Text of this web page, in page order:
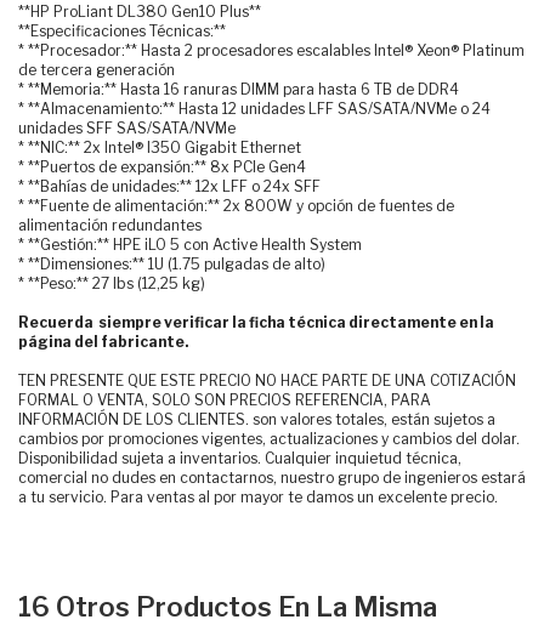
**HP ProLiant DL380 Gen10 Plus**
**Especificaciones Técnicas:**
* **Procesador:** Hasta 2 procesadores escalables Intel® Xeon® Platinum
de tercera generación
* **Memoria:** Hasta 16 ranuras DIMM para hasta 6 TB de DDR4
* **Almacenamiento:** Hasta 12 unidades LFF SAS/SATA/NVMe o 24
unidades SFF SAS/SATA/NVMe
* **NIC:** 2x Intel® I350 Gigabit Ethernet
* **Puertos de expansión:** 8x PCIe Gen4
* **Bahías de unidades:** 12x LFF o 24x SFF
* **Fuente de alimentación:** 2x 800W y opción de fuentes de
alimentación redundantes
* **Gestión:** HPE iLO 5 con Active Health System
* **Dimensiones:** 1U (1.75 pulgadas de alto)
* **Peso:** 27 lbs (12,25 kg)
Recuerda siempre verificar la ficha técnica directamente en la
página del fabricante.
TEN PRESENTE QUE ESTE PRECIO NO HACE PARTE DE UNA COTIZACIÓN
FORMAL O VENTA, SOLO SON PRECIOS REFERENCIA, PARA
INFORMACIÓN DE LOS CLIENTES. son valores totales, están sujetos a
cambios por promociones vigentes, actualizaciones y cambios del dolar.
Disponibilidad sujeta a inventarios. Cualquier inquietud técnica,
comercial no dudes en contactarnos, nuestro grupo de ingenieros estará
a tu servicio. Para ventas al por mayor te damos un excelente precio.
16 Otros Productos En La Misma